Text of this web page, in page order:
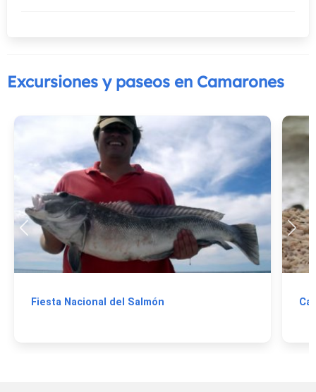
Excursiones y paseos en Camarones
Fiesta Nacional del Salmón